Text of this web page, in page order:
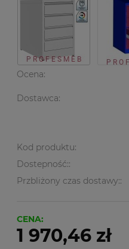
Ocena:
Dostawca:
Kod produktu:
Dostepność::
Przbliżony czas dostawy::
CENA:
1 970,46 zł